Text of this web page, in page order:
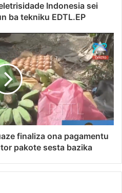
Indonesia sei
ba tekniku EDTL.EP
finaliza ona pagamentu
pakote sesta bazika